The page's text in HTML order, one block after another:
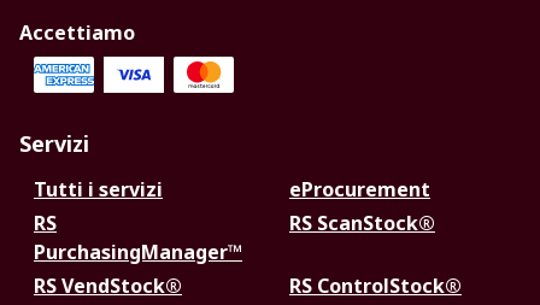
Accettiamo
Servizi
Tutti i servizi
eProcurement
RS
PurchasingManager™
RS ScanStock®
RS VendStock®
RS ControlStock®